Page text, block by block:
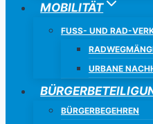
MOBILITÄT
FUSS- UND RAD-
URBANE
BÜRGERBEGEHREN